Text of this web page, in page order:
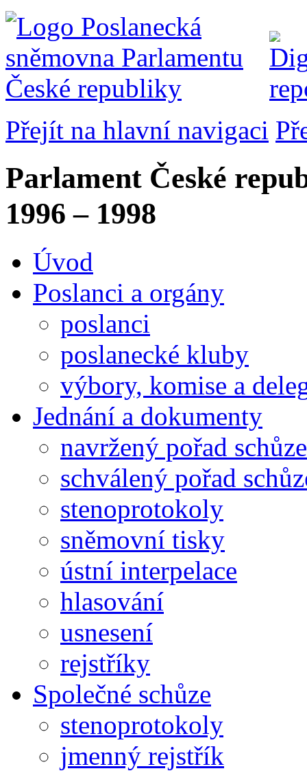
Přejít na hlavní navigaci
Parlament České
1996 – 1998
Úvod
Poslanci a orgány
poslanci
poslanecké kluby
výbory, komise a
Jednání a dokumenty
navržený pořad schůze
schválený pořad
stenoprotokoly
sněmovní tisky
ústní interpelace
hlasování
usnesení
rejstříky
Společné schůze
stenoprotokoly
jmenný rejstřík